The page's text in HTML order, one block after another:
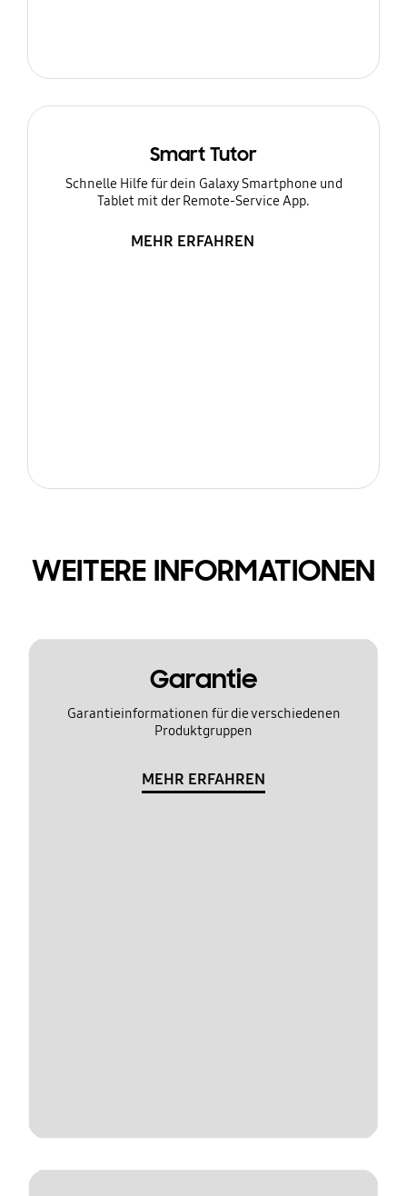
Smart Tutor
Schnelle Hilfe für dein Galaxy Smartphone und
Tablet mit der Remote-Service App.
MEHR ERFAHREN
WEITERE INFORMATIONEN
Garantie
Garantieinformationen für die verschiedenen
Produktgruppen
MEHR ERFAHREN